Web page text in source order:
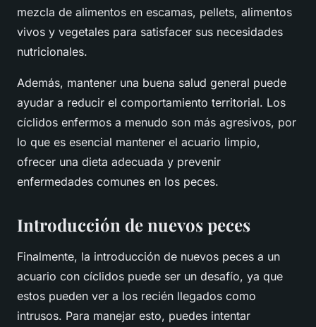
mezcla de alimentos en escamas, pellets, alimentos
vivos y vegetales para satisfacer sus necesidades
nutricionales.
Además, mantener una buena salud general puede
ayudar a reducir el comportamiento territorial. Los
cíclidos enfermos a menudo son más agresivos, por
lo que es esencial mantener el acuario limpio,
ofrecer una dieta adecuada y prevenir
enfermedades comunes en los peces.
Introducción de nuevos peces
Finalmente, la introducción de nuevos peces a un
acuario con cíclidos puede ser un desafío, ya que
estos pueden ver a los recién llegados como
intrusos. Para manejar esto, puedes intentar